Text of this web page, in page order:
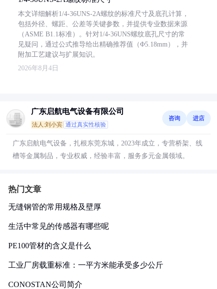
本文详细解析1/4-36UNS-2A螺纹的标准尺寸及底孔计算，
包括外径、螺距、公差等关键参数，并提供专业数据来源
（ASME B1.1标准）。针对1/4-36UNS螺纹底孔尺寸的常
见疑问，通过公式推导给出精确推荐值（Φ5.18mm），并
附加工艺建议与扩展知识。
2026年8月4日
广东启航电气设备有限公司
法人:刘小宾 通过真实性核验
咨询 进店
广东启航电气设备，扎根东莞东城，2023年成立，专营桥架、线
槽等金属制品，专业权威，经验丰富，服务多元金属领域。
热门文章
无缝钢管的常用规格及壁厚
生活中常见的传感器有哪些呢
PE100管材的含义是什么
工业厂房载重标准：一平方米能承受多少公斤
CONOSTAN公司简介